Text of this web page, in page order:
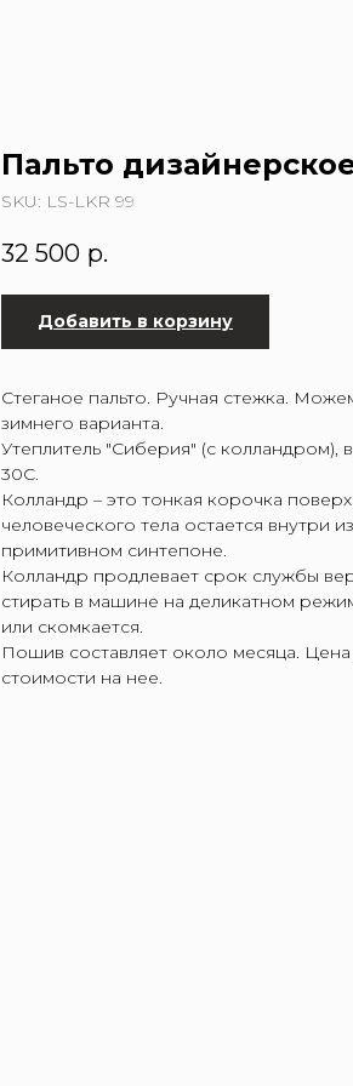
Пальто
SKU: LS-LKR 99
32 500 р.
Добавить в корзину
Стеганое пальто. Ручная стежка.
зимнего варианта.
Утеплитель "Сиберия" (с колландром),
30С.
Колландр – это тонкая корочка
человеческого тела остается внутри
примитивном синтепоне.
Колландр продлевает срок службы
стирать в машине на деликатном
или скомкается.
Пошив составляет около месяца.
стоимости на нее.